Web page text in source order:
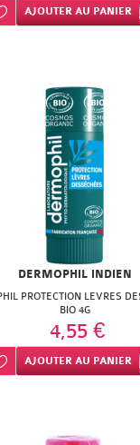
Ajouter à ma liste d’envie
AJOUTER AU PANIER
DERMOPHIL INDIEN
PROTECTION LEVRES
BIO 4G
4,55 €
Ajouter à ma liste d’envie
AJOUTER AU PANIER